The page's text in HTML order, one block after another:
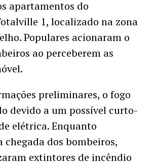
apartamentos do
1, localizado na zona
Populares acionaram o
ao perceberem as
preliminares, o fogo
devido a um possível curto-
elétrica. Enquanto
chegada dos bombeiros,
extintores de incêndio